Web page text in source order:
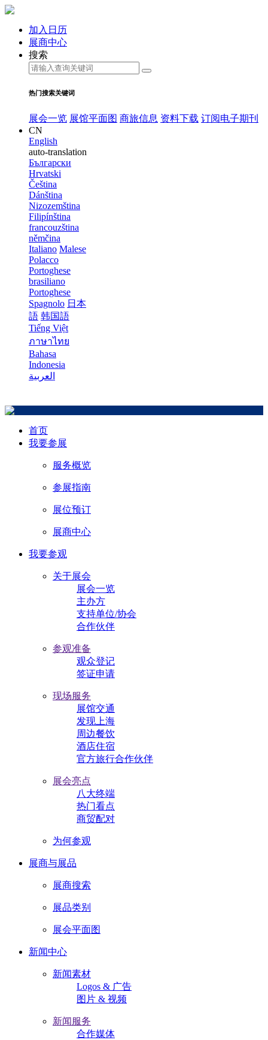
加入日历
展商中心
搜索
热门搜索关键词
展会一览 展馆平面图 商旅信息 资料下载 订阅电子期刊
CN
English
auto-translation
Български
Hrvatski
Čeština
Dánština
Nizozemština
Filipínština
francouzština
němčina
Italiano Malese
Polacco
Portoghese
brasiliano
Portoghese
Spagnolo 日本
語 韩国語
Tiếng Việt
ภาษาไทย
Bahasa
Indonesia
العربية
首页
我要参展
服务概览
参展指南
展位预订
展商中心
我要参观
关于展会
展会一览
主办方
支持单位/协会
合作伙伴
参观准备
观众登记
签证申请
现场服务
展馆交通
发现上海
周边餐饮
酒店住宿
官方旅行合作伙伴
展会亮点
八大终端
热门看点
商贸配对
为何参观
展商与展品
展商搜索
展品类别
展会平面图
新闻中心
新闻素材
Logos & 广告
图片 & 视频
新闻服务
合作媒体